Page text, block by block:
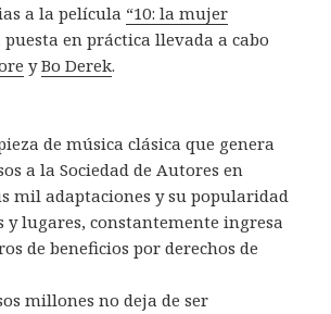
a la película “10: la mujer
puesta en práctica llevada a cabo
yBo Derek.
de música clásica que genera
a la Sociedad de Autores en
mil adaptaciones y su popularidad
y lugares, constantemente ingresa
de beneficios por derechos de
millones no deja de ser